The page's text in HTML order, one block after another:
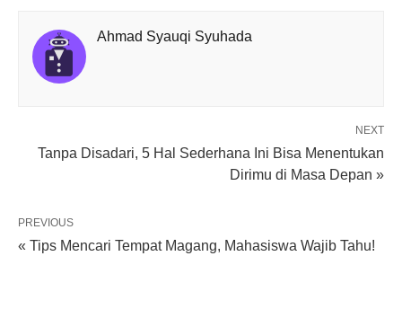
Ahmad Syauqi Syuhada
NEXT
Tanpa Disadari, 5 Hal Sederhana Ini Bisa Menentukan
Dirimu di Masa Depan »
PREVIOUS
« Tips Mencari Tempat Magang, Mahasiswa Wajib Tahu!